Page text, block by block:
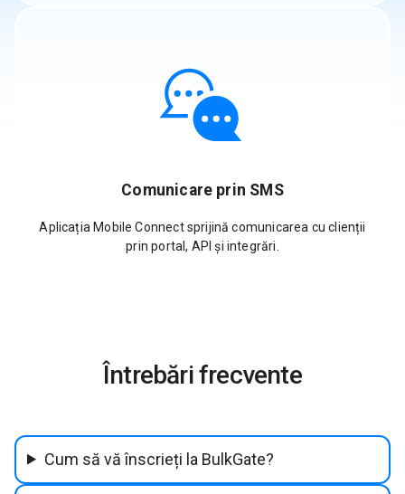
Comunicare prin SMS
Aplicația Mobile Connect sprijină comunicarea cu clienții
prin portal, API și integrări.
Întrebări frecvente
Cum să vă înscrieți la BulkGate?